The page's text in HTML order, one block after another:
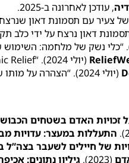
, עודכן לאחרונה ב-2025.
(יולי 2024). “Islamic Relief שבור לב מהריגתו של מוחמד בהאר וקורא לחקירה.”
(יולי 2024). “הצהרה על מותו של מוחמד בהאר בעזה.”
זכויות האדם בשטחים
התעללות במעצר: עדויות
של חיילים לשעבר בצה”ל
(2023). גיליון נתונים: